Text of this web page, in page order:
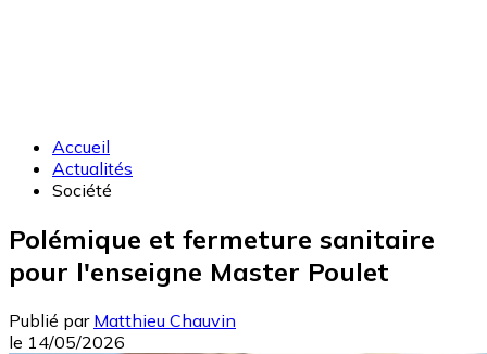
Accueil
Actualités
Société
Polémique et fermeture sanitaire
pour l'enseigne Master Poulet
Publié par Matthieu Chauvin
le 14/05/2026